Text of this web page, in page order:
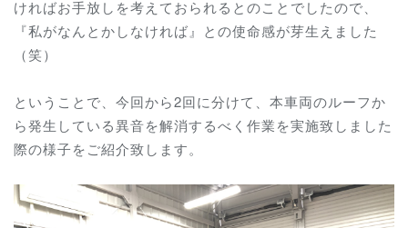
ければお手放しを考えておられるとのことでしたので、
『私がなんとかしなければ』との使命感が芽生えました
（笑）
ということで、今回から2回に分けて、本車両のルーフか
ら発生している異音を解消するべく作業を実施致しました
際の様子をご紹介致します。